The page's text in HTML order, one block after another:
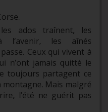
les ados traînent, les
l’avenir, les aînés
Ceux qui vivent à
n’ont jamais quitté le
toujours partagent ce
Mais malgré
l’été ne guérit pas